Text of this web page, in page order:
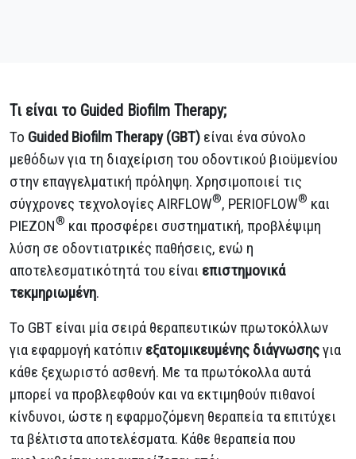
Τι είναι το Guided Biofilm Therapy;
Το Guided Biofilm Therapy (GBT) είναι ένα σύνολο
μεθόδων για τη διαχείριση του οδοντικού βιοϋμενίου
στην επαγγελματική πρόληψη. Χρησιμοποιεί τις
σύγχρονες τεχνολογίες AIRFLOW®, PERIOFLOW® και
PIEZON® και προσφέρει συστηματική, προβλέψιμη
λύση σε οδοντιατρικές παθήσεις, ενώ η
αποτελεσματικότητά του είναι επιστημονικά
τεκμηριωμένη.
Το GBT είναι μία σειρά θεραπευτικών πρωτοκόλλων
για εφαρμογή κατόπιν εξατομικευμένης διάγνωσηςγια
κάθε ξεχωριστό ασθενή. Με τα πρωτόκολλα αυτά
μπορεί να προβλεφθούν και να εκτιμηθούν πιθανοί
κίνδυνοι, ώστε η εφαρμοζόμενη θεραπεία τα επιτύχει
τα βέλτιστα αποτελέσματα. Κάθε θεραπεία που